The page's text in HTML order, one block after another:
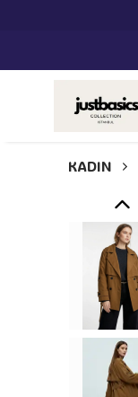
KADIN